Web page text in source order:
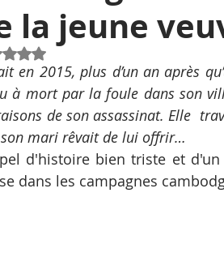
la jeune
Noté NaN étoiles sur 5.
en 2015, plus d’un an après
à mort par la foule dans son
de son assassinat. Elle
mari rêvait de lui offrir…
d'histoire bien triste et
dans les campagnes